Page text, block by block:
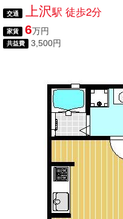
交通 上沢駅 徒歩2分
家賃 6万円
共益費 3,500円